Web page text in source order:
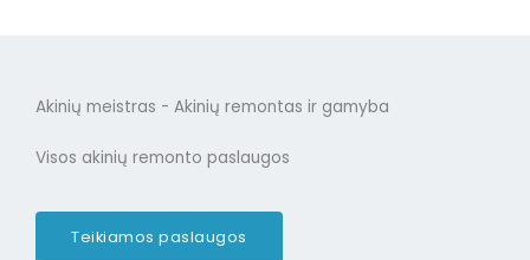
Akinių meistras - Akinių remontas ir gamyba
Visos akinių remonto paslaugos
Teikiamos paslaugos